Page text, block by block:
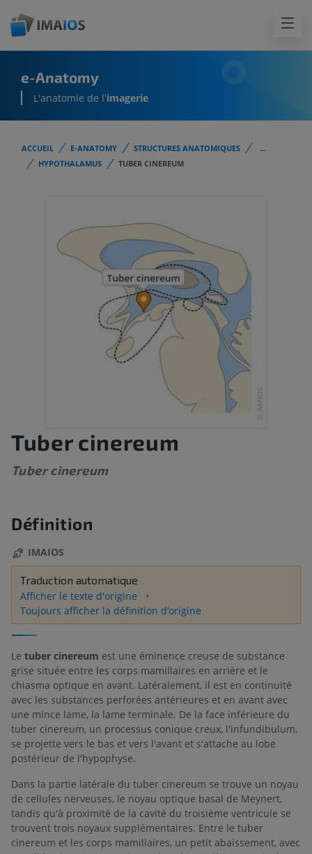
e-Anatomy
L'anatomie de l'imagerie
ACCUEIL E-ANATOMY STRUCTURES ANATOMIQUES
...
HYPOTHALAMUS
TUBER CINEREUM
Tuber cinereum
Tuber cinereum
Définition
IMAIOS
Traduction automatique
Afficher le texte d'origine
Toujours afficher la définition d’origine
Le tuber cinereum est une éminence creuse de substance
grise située entre les corps mamillaires en arrière et le
chiasma optique en avant. Latéralement, il est en continuité
avec les substances perforées antérieures et en avant avec
une mince lame, la lame terminale. De la face inférieure du
tuber cinereum, un processus conique creux, l'infundibulum,
se projette vers le bas et vers l'avant et s'attache au lobe
postérieur de l'hypophyse.
Dans la partie latérale du tuber cinereum se trouve un noyau
de cellules nerveuses, le noyau optique basal de Meynert,
tandis qu'à proximité de la cavité du troisième ventricule se
trouvent trois noyaux supplémentaires. Entre le tuber
cinereum et les corps mamillaires, un petit abaissement, avec